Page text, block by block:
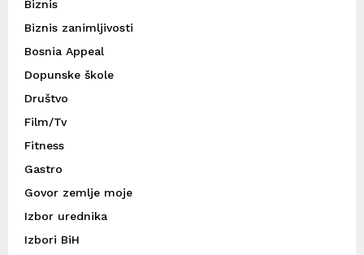
Biznis
Biznis zanimljivosti
Bosnia Appeal
Dopunske škole
Društvo
Film/Tv
Fitness
Gastro
Govor zemlje moje
Izbor urednika
Izbori BiH